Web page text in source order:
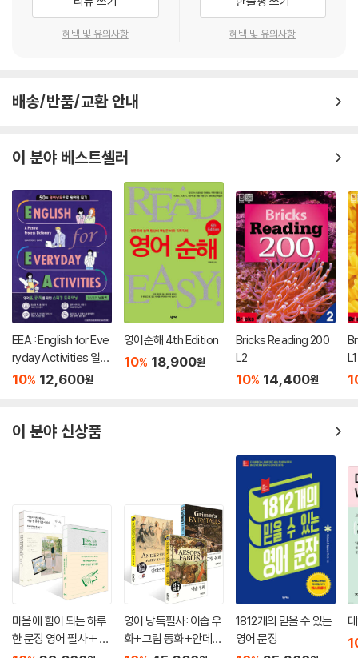
영어 원문에서 존재하는 모든 오류를 최대한 바로잡았고 내용에서 나타난
모순점을 고쳤다. 그 결과, 중학교 수준의 영어 실력을 가진 독자라면 누구
할 수 있다. 영어가 부담스럽고 어렵게 느껴지는 사람이라면 문장을 꼼꼼
과 어휘력이 탄탄해지는 것을 느낄 수 있다. 하루 1시간씩 꾸준하게 자기
전이나 새벽 시간 등 자투리 시간을 활용해서 읽으면 좋다.
영한대역 삼국지의 효과
-삼국지를 좋아하는 사람은 삼국지의 재미를 더욱 폭넓게 느낄 수 있다.
-재미있게 읽으면서 자연스럽게 영어 실력이 향상되고 세상에 대한 깊은
통찰력과 지혜를 갖춘 전략을 배운다.
-학부모는 자녀와 함께 읽으면서 재미와 학습효과를 동시에 누리고 세대
간의 벽을 허물 수 있다.
-영어 실력 자체가 길러져서 영어 시험에서 높은 점수를 받을 수 있다.
-지속적인 영어 공부가 필요한 직장인은 회화 실력과 함께 고급 영어에 익
특별제공: 역자 직강 영어 삼국지 무료강의 blog.naver.com/ji_min_ju
혜택 및 유의사항 혜택 및 유의사항
배송/반품/교환 안내
이 분야 베스트셀러
EEA : English for Eve
ryday Activities 일상
표현 낭독편
10% 12,600원
영어순해 4th Edition
10% 18,900원
Bricks Reading 200
L2
10% 14,400원
L1
이 분야 신상품
마음에 힘이 되는 하루
한 문장 영어 필사 + 마
영어 낭독필사: 이솝 우
화+그림 동화+안데르
1812개의 믿을 수 있는
영어 문장